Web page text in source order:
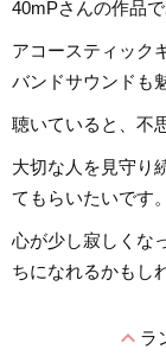
40mPさんの作品
アコースティック
バンドサウンドも
聴いていると、不
大切な人を見守り
てもらいたいです。
心が少し寂しくな
ちになれるかもし
expand_lessラ